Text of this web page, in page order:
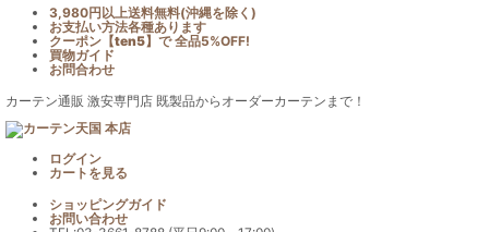
3,980円以上送料無料(沖縄を除く)
お支払い方法各種あります
クーポン【ten5】で全品5%OFF!
買物ガイド
お問合わせ
カーテン通販 激安専門店 既製品からオーダーカーテンまで！
ログイン
カート を見る
ショッピングガイド
お問い合わせ